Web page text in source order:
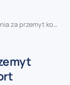
przez Brussels Airport